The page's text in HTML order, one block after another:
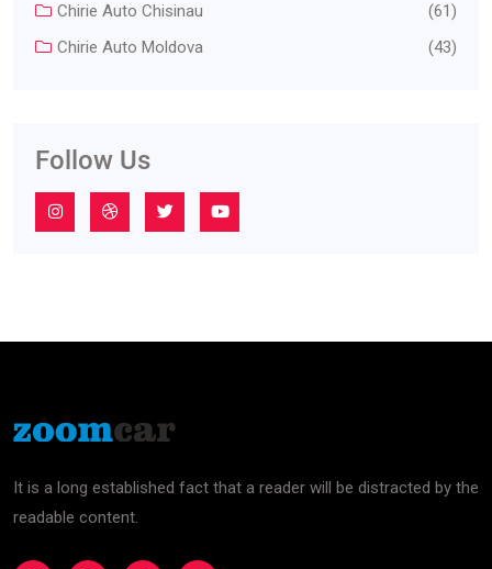
Chirie Auto Chisinau
(61)
Chirie Auto Moldova
(43)
Follow Us
It is a long established fact that a reader will be distracted by the
readable content.